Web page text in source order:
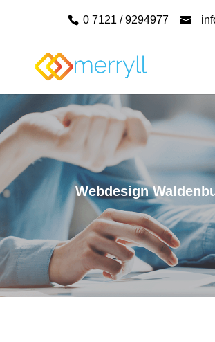
0 7121 / 9294977
Webdesign